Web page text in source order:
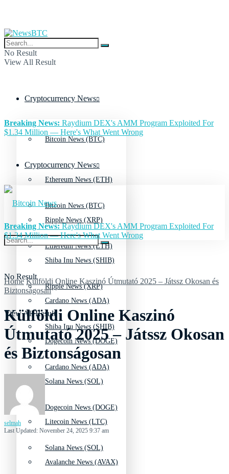
No Result
View All Result
Cryptocurrency News
Bitcoin News (BTC)
Ethereum News (ETH)
Ripple News (XRP)
Shiba Inu News (SHIB)
Cardano News (ADA)
Dogecoin News (DOGE)
Solana News (SOL)
Litecoin News (LTC)
Avalanche News (AVAX)
Breaking News: Raydium DEX's AMM Program Exploited For
$1.34 Million — Here's What Went Wrong
Cryptocurrency News
Bitcoin News (BTC)
Ethereum News (ETH)
Ripple News (XRP)
Shiba Inu News (SHIB)
Cardano News (ADA)
Dogecoin News (DOGE)
Solana News (SOL)
No Result
View All Result
Breaking News:Raydium DEX's AMM Program Exploited For
$1.34 Million — Here's What Went Wrong
Home Külföldi Online Kaszinó Útmutató 2025 – Játssz Okosan és
Biztonságosan
Külföldi Online Kaszinó
Útmutató 2025 – Játssz Okosan
és Biztonságosan
selmah
Last Updated: November 24, 2025 9:37 am